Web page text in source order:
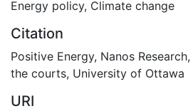
Energy policy, Climate change
Citation
Positive Energy, Nanos
the courts, University of Ottawa
URI